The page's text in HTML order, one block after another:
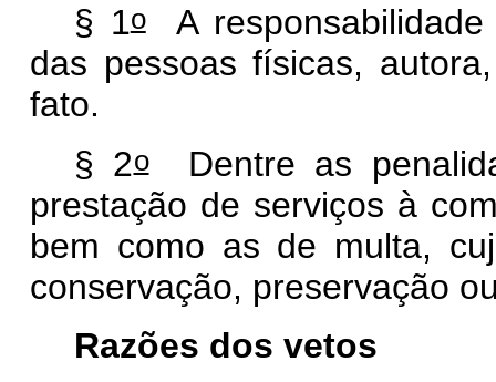
§ 1oA responsabilidade
das pessoas físicas,
fato.
§ 2oDentre as
prestação de serviços à
bem como as de multa,
conservação, preservação
Razões dos vetos